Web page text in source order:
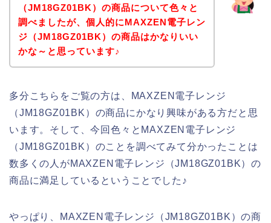
（JM18GZ01BK）の商品について色々と
調べましたが、個人的にMAXZEN電子レン
ジ（JM18GZ01BK）の商品はかなりいい
かな～と思っています♪
多分こちらをご覧の方は、MAXZEN電子レンジ
（JM18GZ01BK）の商品にかなり興味がある方だと思
います。そして、今回色々とMAXZEN電子レンジ
（JM18GZ01BK）のことを調べてみて分かったことは
数多くの人がMAXZEN電子レンジ（JM18GZ01BK）の
商品に満足しているということでした♪
やっぱり、MAXZEN電子レンジ（JM18GZ01BK）の商